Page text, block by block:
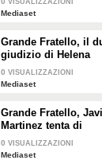
VISUALIZZAZIONI
Mediaset
Grande Fratello, il
giudizio di Helena
Prestes su Zeudi Di
Palma e Javier
0 VISUALIZZAZIONI
Mediaset
Grande Fratello,
Martinez tenta di
confortare Zeudi Di
Palma
0 VISUALIZZAZIONI
Mediaset